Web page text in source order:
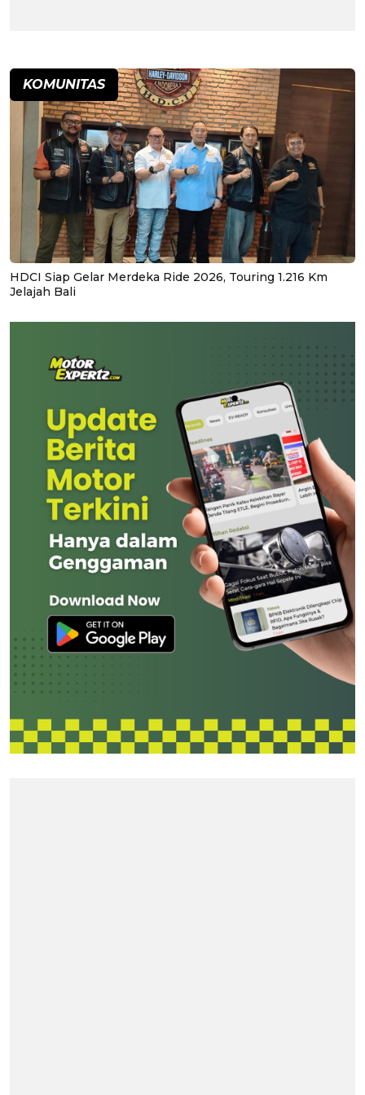
KOMUNITAS
HDCI Siap Gelar Merdeka Ride 2026, Touring 1.216 Km
Jelajah Bali